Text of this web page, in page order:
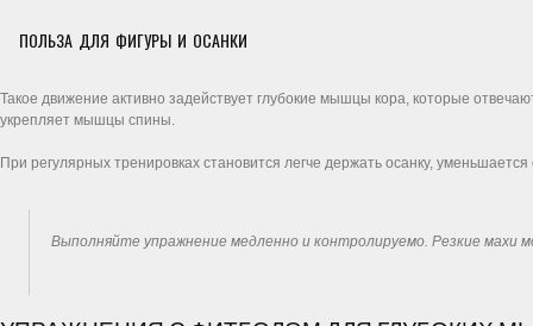
ПОЛЬЗА ДЛЯ ФИГУРЫ И ОСАНКИ
Такое движение активно задействует глубокие мышцы кора, которые
укрепляет мышцы спины.
При регулярных тренировках становится легче держать осанку,
Выполняйте упражнение медленно и контролируемо. Резкие махи